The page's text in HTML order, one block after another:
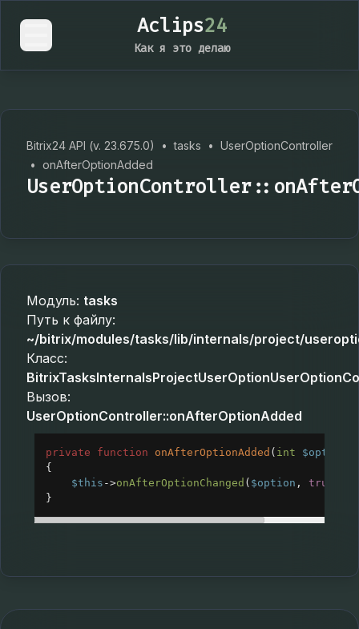
Aclips24
Как я это делаю
Bitrix24 API (v. 23.675.0) • tasks • UserOptionController
• onAfterOptionAdded
Модуль: tasks
Путь к файлу:
~/bitrix/modules/tasks/lib/internals/project/
Класс:
Вызов:
UserOptionController::onAfterOptionAdded
private function onAfterOptionAdded ( int $option
{
$this ->onAfterOptionChanged ( $option , true
}